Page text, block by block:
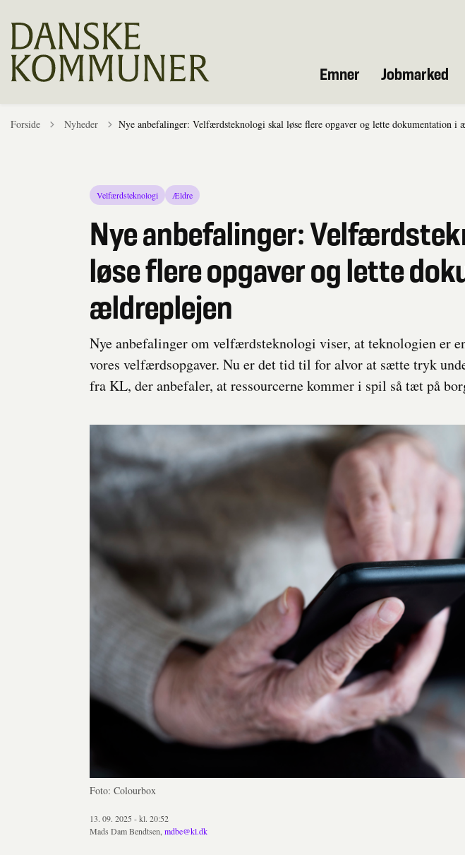
Emner Jobmarked
Forside Tilbage til
Nyheder Nye anbefalinger: Velfærdsteknologi skal løse flere opgaver og lette dokumentation i
Velfærdsteknologi Ældre
Nye anbefalinger:
løse flere opgaver og lette
ældreplejen
Nye anbefalinger om velfærdsteknologi viser, at teknologien er
vores velfærdsopgaver. Nu er det tid til for alvor at sætte tryk
fra KL, der anbefaler, at ressourcerne kommer i spil så tæt på
Foto: Colourbox
13. 09. 2025 - kl. 20:52
Mads Dam Bendtsen, mdbe@kl.dk